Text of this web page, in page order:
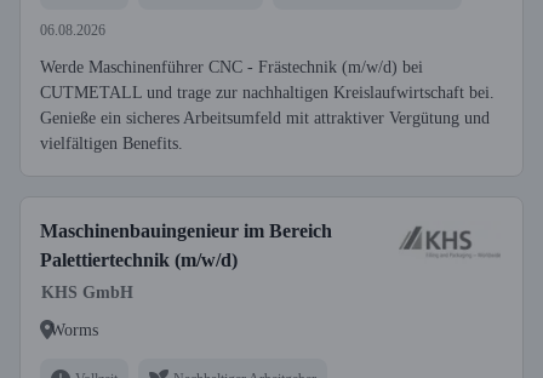
06.08.2026
Werde Maschinenführer CNC - Frästechnik (m/w/d) bei
CUTMETALL und trage zur nachhaltigen Kreislaufwirtschaft bei.
Genieße ein sicheres Arbeitsumfeld mit attraktiver Vergütung und
vielfältigen Benefits.
Maschinenbauingenieur im Bereich
Palettiertechnik (m/w/d)
KHS GmbH
Worms